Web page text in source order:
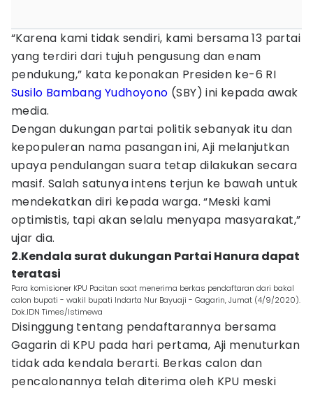
“Karena kami tidak sendiri, kami bersama 13 partai
yang terdiri dari tujuh pengusung dan enam
pendukung,” kata keponakan Presiden ke-6 RI
Susilo Bambang Yudhoyono (SBY) ini kepada awak
media.
Dengan dukungan partai politik sebanyak itu dan
kepopuleran nama pasangan ini, Aji melanjutkan
upaya pendulangan suara tetap dilakukan secara
masif. Salah satunya intens terjun ke bawah untuk
mendekatkan diri kepada warga. “Meski kami
optimistis, tapi akan selalu menyapa masyarakat,”
ujar dia.
2.Kendala surat dukungan Partai Hanura dapat
teratasi
Para komisioner KPU Pacitan saat menerima berkas pendaftaran dari bakal
calon bupati - wakil bupati Indarta Nur Bayuaji - Gagarin, Jumat (4/9/2020).
Dok.IDN Times/Istimewa
Disinggung tentang pendaftarannya bersama
Gagarin di KPU pada hari pertama, Aji menuturkan
tidak ada kendala berarti. Berkas calon dan
pencalonannya telah diterima oleh KPU meski